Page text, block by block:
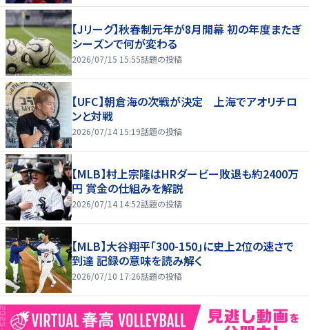
【Jリーグ】秋春制元年が8月開幕 初の年度またぎ
シーズンで何が変わる
2026/07/15 15:55話題の投稿
【UFC】朝倉海の次戦が決定 上海でアオリチロ
ンと対戦
2026/07/14 15:19話題の投稿
【MLB】村上宗隆はHRダービー敗退も約2400万
円 賞金の仕組みを解説
2026/07/14 14:52話題の投稿
【MLB】大谷翔平「300-150」に史上2位の速さで
到達 記録の意味を読み解く
2026/07/10 17:26話題の投稿